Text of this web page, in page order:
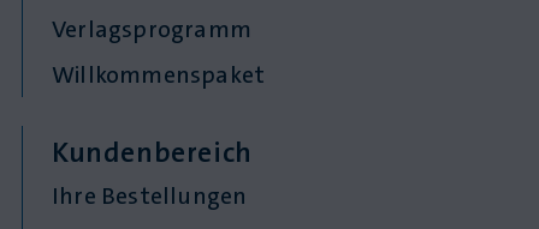
Verlagsprogramm
Willkommenspaket
Kundenbereich
Ihre Bestellungen